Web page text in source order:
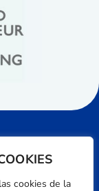
cookies de la